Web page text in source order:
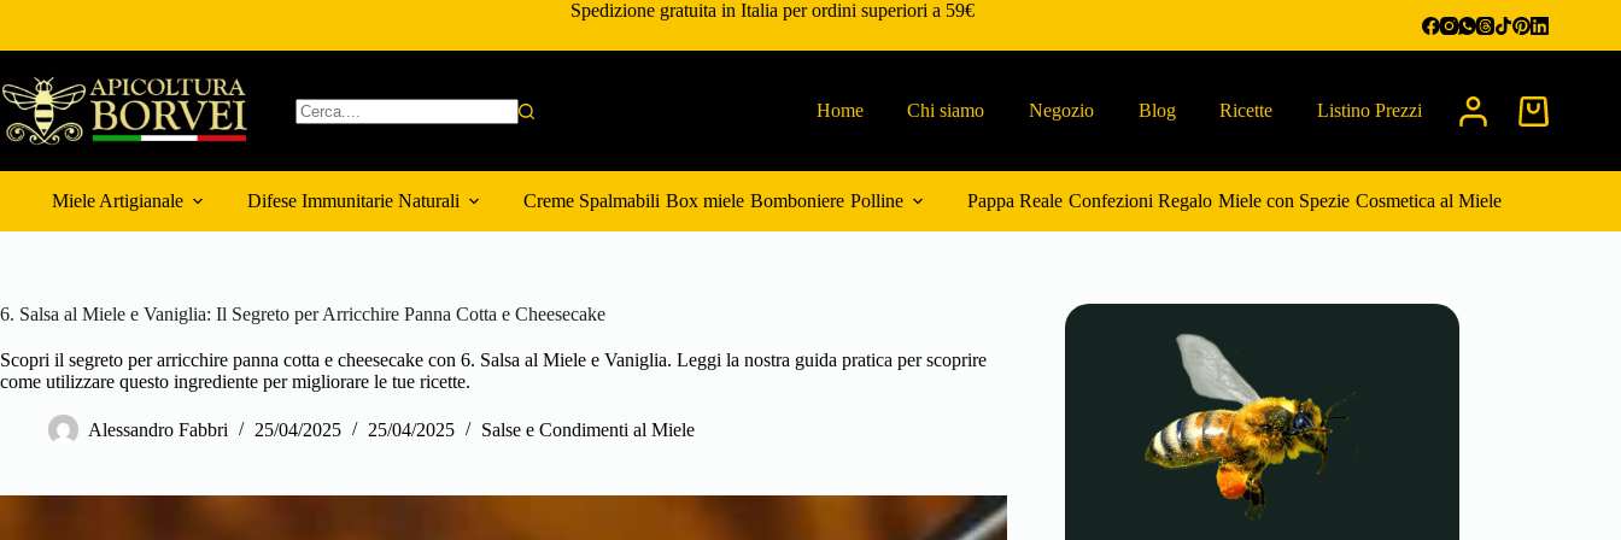
contenuto
Spedizione gratuita in Italia per ordini superiori a 59€
Home Chi siamo Negozio Blog Ricette Listino Prezzi Carrello
Miele Artigianale Difese Immunitarie Naturali Creme Spalmabili Box miele Bomboniere Polline Pappa Reale Confezioni Regalo Miele con Spezie Cosmetica al Miele
6. Salsa al Miele e Vaniglia: Il Segreto per Arricchire Panna Cotta e Cheesecake
Scopri il segreto per arricchire panna cotta e cheesecake con 6. Salsa al Miele e Vaniglia. Leggi la nostra guida pratica per scoprire
come utilizzare questo ingrediente per migliorare le tue ricette.
Alessandro Fabbri 25/04/2025 25/04/2025 Salse e Condimenti al Miele